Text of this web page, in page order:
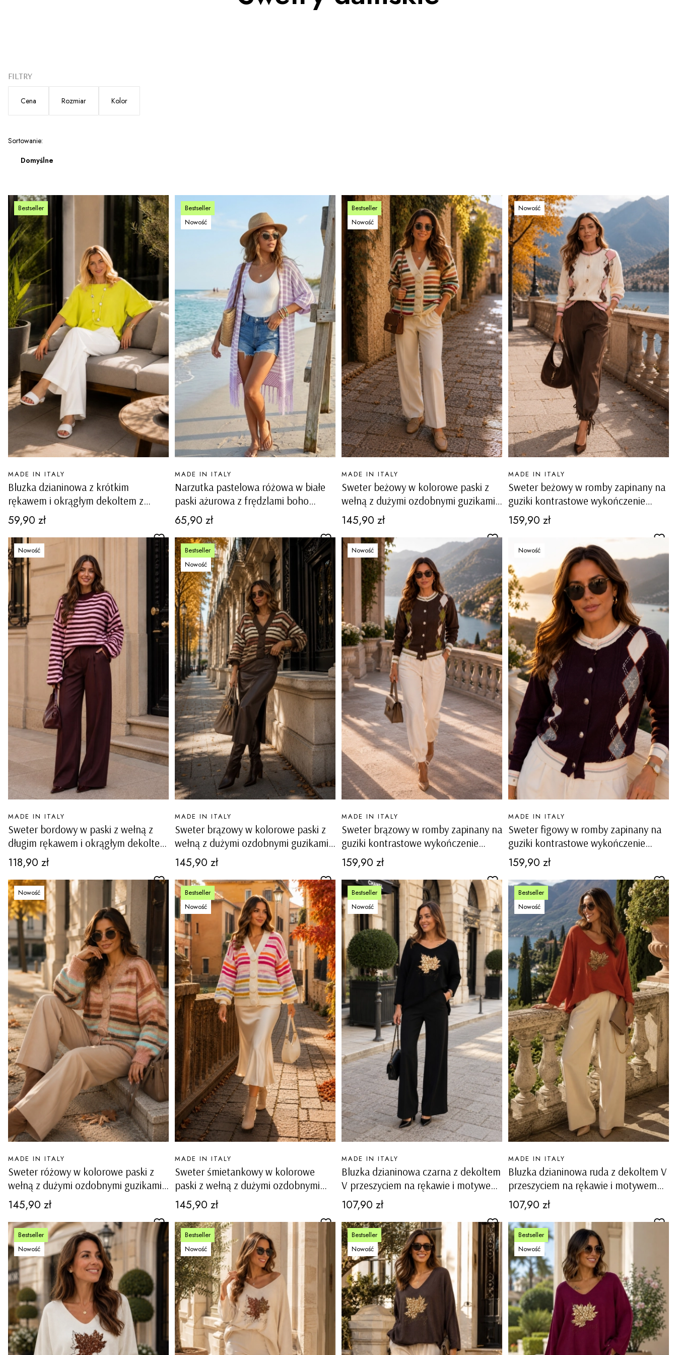
FILTRY
Cena Rozmiar Kolor
Lista produktów
Sortowanie:
Domyślne
Bestseller
Bluzka dzianinowa z krótkim
rękawem i okrągłym dekoltem z
przeszyciami na ramionach
Rioneroinvulture limonka
PRODUCENT
MADE IN ITALY
Cena
59,90 zł
Bestseller
Nowość
Narzutka pastelowa różowa w białe
paski ażurowa z frędzlami boho
Valvestino
PRODUCENT
MADE IN ITALY
Cena
65,90 zł
Bestseller
Nowość
Sweter beżowy w kolorowe paski z
wełną z dużymi ozdobnymi guzikami
Ferentino
PRODUCENT
MADE IN ITALY
Cena
145,90 zł
Nowość
Sweter beżowy w romby zapinany na
guziki kontrastowe wykończenie
Valstrona
PRODUCENT
MADE IN ITALY
Cena
159,90 zł
Nowość
Sweter bordowy w paski z wełną z
długim rękawem i okrągłym dekoltem
Rotelloza
PRODUCENT
MADE IN ITALY
Cena
118,90 zł
Bestseller
Nowość
Sweter brązowy w kolorowe paski z
wełną z dużymi ozdobnymi guzikami
Ferentino
PRODUCENT
MADE IN ITALY
Cena
145,90 zł
Nowość
Sweter brązowy w romby zapinany na
guziki kontrastowe wykończenie
Valstrona
PRODUCENT
MADE IN ITALY
Cena
159,90 zł
Nowość
Sweter figowy w romby zapinany na
guziki kontrastowe wykończenie
Valstrona
PRODUCENT
MADE IN ITALY
Cena
159,90 zł
Nowość
Sweter różowy w kolorowe paski z
wełną z dużymi ozdobnymi guzikami
Ferentino
PRODUCENT
MADE IN ITALY
Cena
145,90 zł
Bestseller
Nowość
Sweter śmietankowy w kolorowe
paski z wełną z dużymi ozdobnymi
guzikami Ferentino
PRODUCENT
MADE IN ITALY
Cena
145,90 zł
Bestseller
Nowość
Bluzka dzianinowa czarna z dekoltem
V przeszyciem na rękawie i motywem
liścia Ligosullo
PRODUCENT
MADE IN ITALY
Cena
107,90 zł
Bestseller
Nowość
Bluzka dzianinowa ruda z dekoltem V
przeszyciem na rękawie i motywem
liścia Ligosullo
PRODUCENT
MADE IN ITALY
Cena
107,90 zł
Bestseller
Nowość
Bestseller
Nowość
Bestseller
Nowość
Bestseller
Nowość